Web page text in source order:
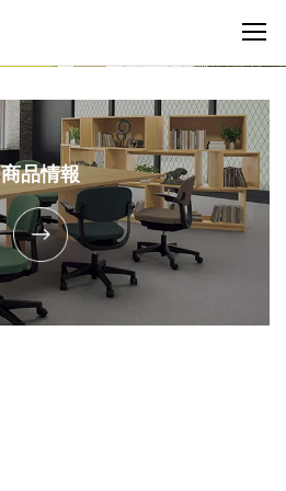
商品情報